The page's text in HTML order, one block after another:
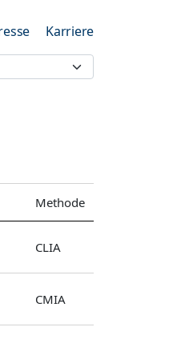
Karriere
Methode
CLIA
CMIA